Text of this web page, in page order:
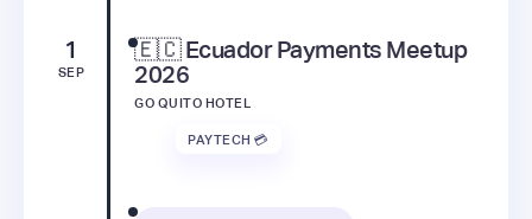
1
SEP
🇪🇨 Ecuador Payments Meetup
2026
GO QUITO HOTEL
PAYTECH 💳